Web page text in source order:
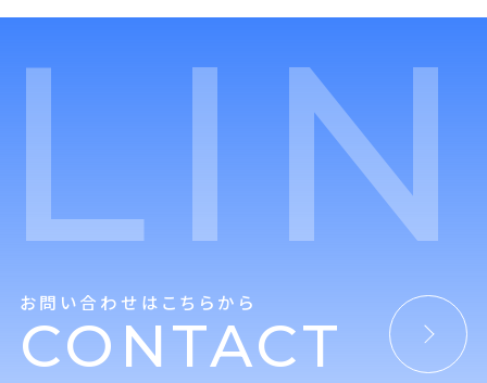
お問い合わせはこちらから
CONTACT